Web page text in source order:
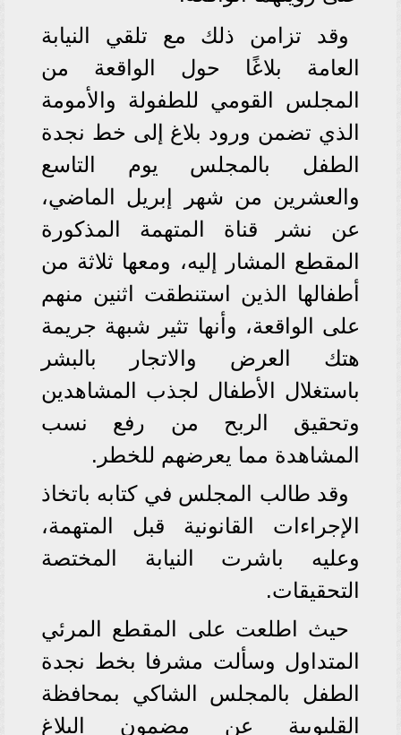
وقد تزامن ذلك مع تلقي النيابة
العامة بلاغًا حول الواقعة من
المجلس القومي للطفولة والأمومة
الذي تضمن ورود بلاغ إلى خط نجدة
الطفل بالمجلس يوم التاسع
والعشرين من شهر إبريل الماضي،
عن نشر قناة المتهمة المذكورة
المقطع المشار إليه، ومعها ثلاثة من
أطفالها الذين استنطقت اثنين منهم
على الواقعة، وأنها تثير شبهة جريمة
هتك العرض والاتجار بالبشر
باستغلال الأطفال لجذب المشاهدين
وتحقيق الربح من رفع نسب
المشاهدة مما يعرضهم للخطر.
وقد طالب المجلس في كتابه باتخاذ
الإجراءات القانونية قبل المتهمة،
وعليه باشرت النيابة المختصة
التحقيقات.
حيث اطلعت على المقطع المرئي
المتداول وسألت مشرفا بخط نجدة
الطفل بالمجلس الشاكي بمحافظة
القليوبية عن مضمون البلاغ